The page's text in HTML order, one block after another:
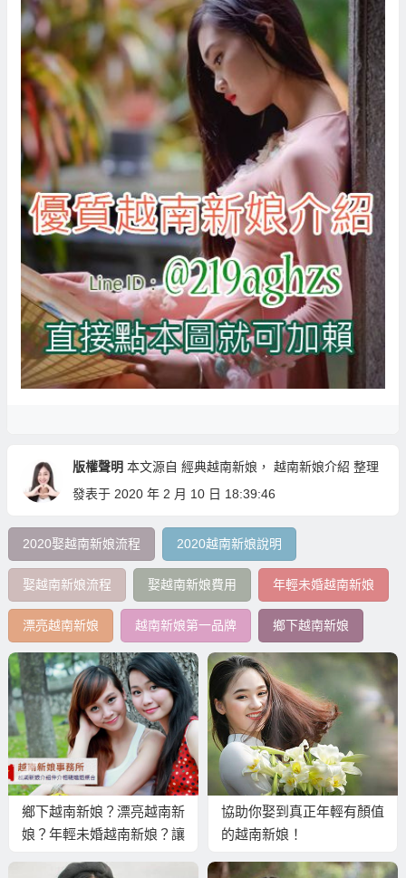
版權聲明 本文源自 經典越南新娘 ， 越南新娘介紹 整理
發表于 2020 年 2 月 10 日 18:39:46
2020娶越南新娘流程 2020越南新娘說明
娶越南新娘流程 娶越南新娘費用 年輕未婚越南新娘
漂亮越南新娘 越南新娘第一品牌 鄉下越南新娘
鄉下越南新娘？漂亮越南新
娘？年輕未婚越南新娘？讓
協助你娶到真正年輕有顏值
的越南新娘！